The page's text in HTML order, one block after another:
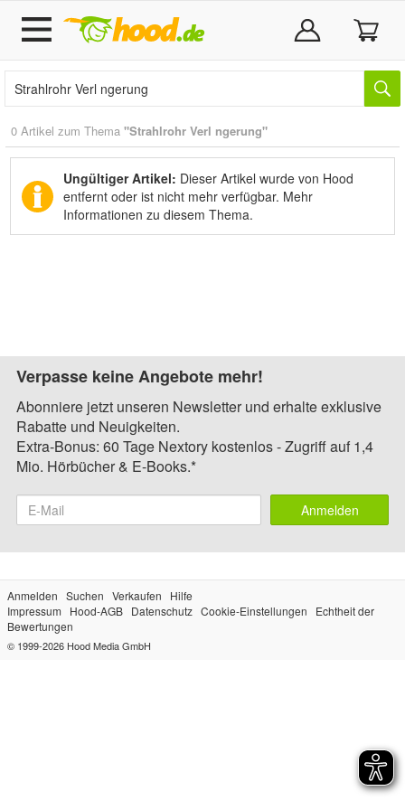
0 Artikel zum Thema "Strahlrohr Verl ngerung"
Ungültiger Artikel: Dieser Artikel wurde von Hood
entfernt oder ist nicht mehr verfügbar. Mehr
Informationen zu diesem Thema.
Verpasse keine Angebote mehr!
Abonniere jetzt unseren Newsletter und erhalte exklusive
Rabatte und Neuigkeiten.
Extra-Bonus: 60 Tage Nextory kostenlos - Zugriff auf 1,4
Mio. Hörbücher & E-Books.*
Anmelden
Anmelden Suchen Verkaufen
Hilfe
Impressum
Hood-AGB Datenschutz Cookie-Einstellungen
Echtheit der
Bewertungen
© 1999-2026 Hood Media GmbH